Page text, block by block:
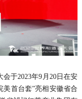
于2023年9月20日在安
美首台套”亮相安徽省合